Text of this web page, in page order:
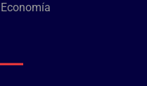
Economía